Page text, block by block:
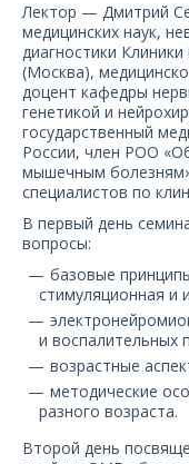
Лектор — Дмитрий
медицинских наук,
диагностики
(Москва),
доцент кафедры
генетикой и
государственный
России, член РОО
мышечным
специалистов по
В первый день
вопросы:
базовые
стимуляционная и
и воспалительных
возрастные
методические
разного возраста.
Второй день